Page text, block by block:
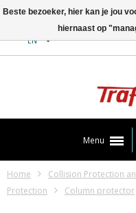
EN
Menu
Home Collision Protection
Protection
Column protector
Beste bezoeker, hier kan je jou
hiernaast op